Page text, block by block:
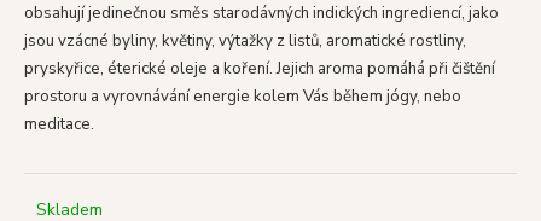
obsahují jedinečnou směs starodávných indických ingrediencí, jako
jsou vzácné byliny, květiny, výtažky z listů, aromatické rostliny,
pryskyřice, éterické oleje a koření.Jejich aroma pomáhá při čištění
prostoru a vyrovnávání energie kolem Vás během jógy, nebo
meditace.
Skladem
HLEDAT
D
p
o